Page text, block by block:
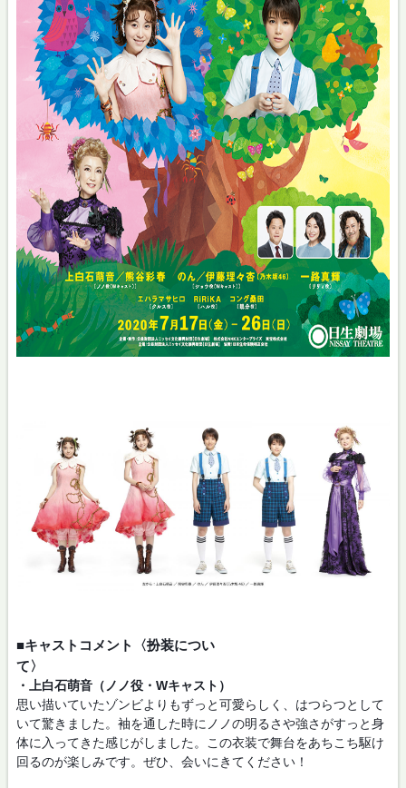
■キャストコメント〈扮装につい
て〉
・上白石萌音（ノノ役・Wキャスト）
思い描いていたゾンビよりもずっと可愛らしく、はつらつとして
いて驚きました。袖を通した時にノノの明るさや強さがすっと身
体に入ってきた感じがしました。この衣装で舞台をあちこち駆け
回るのが楽しみです。ぜひ、会いにきてください！